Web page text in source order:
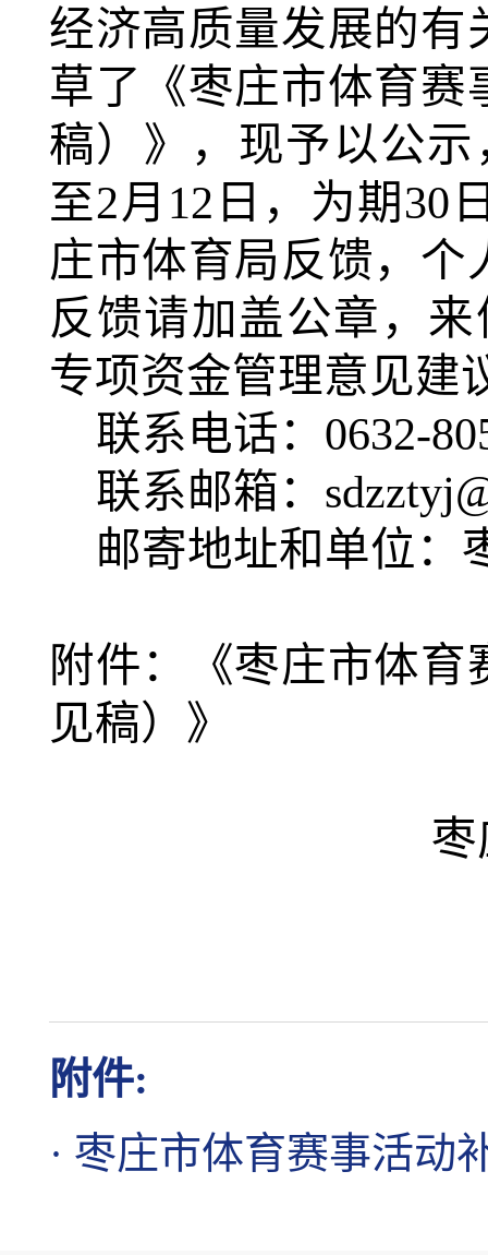
经济高质量发展的有
草了《枣庄市体育赛
稿）》
， 现予以公
至2月 12 日，为期30
庄市体育局反馈，个
反馈请加盖公章，
专项资金管理意见建
联系电话： 0632-
联系邮箱：
邮寄地址和单位：
附件：《枣庄市体
见稿）》
枣
附件:
· 枣庄市体育赛事活动